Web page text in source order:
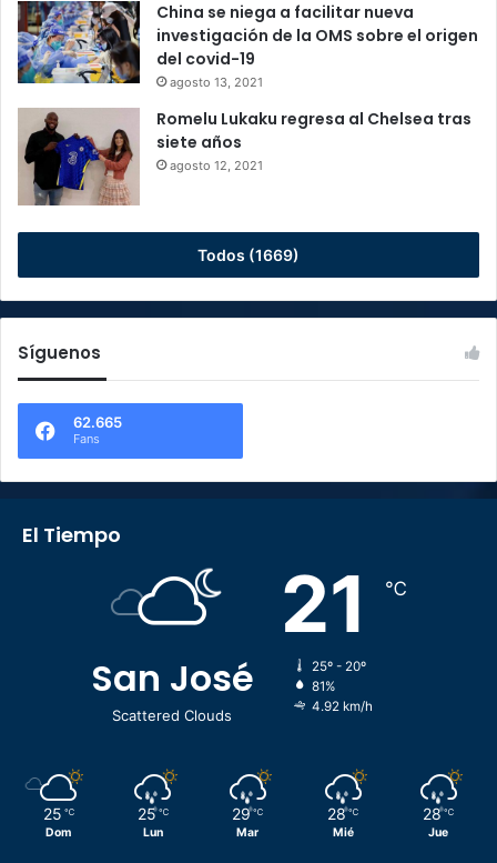
China se niega a facilitar nueva
investigación de la OMS sobre el origen
del covid-19
agosto 13, 2021
Romelu Lukaku regresa al Chelsea tras
siete años
agosto 12, 2021
Todos (1669)
Síguenos
62.665
Fans
El Tiempo
San José
Scattered Clouds
21 ℃
25º - 20º
81%
4.92 km/h
25 ℃
Dom
25 ℃
Lun
29 ℃
Mar
28 ℃
Mié
28 ℃
Jue